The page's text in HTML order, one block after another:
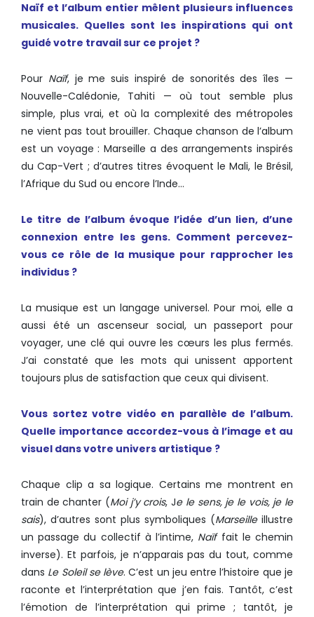
Naïf et l’album entier mêlent plusieurs influences
musicales. Quelles sont les inspirations qui ont
guidé votre travail sur ce projet ?
Pour Naïf, je me suis inspiré de sonorités des îles —
Nouvelle-Calédonie, Tahiti — où tout semble plus
simple, plus vrai, et où la complexité des métropoles
ne vient pas tout brouiller. Chaque chanson de l’album
est un voyage : Marseille a des arrangements inspirés
du Cap-Vert ; d’autres titres évoquent le Mali, le Brésil,
l’Afrique du Sud ou encore l’Inde…
Le titre de l’album évoque l’idée d’un lien, d’une
connexion entre les gens. Comment percevez-
vous ce rôle de la musique pour rapprocher les
individus ?
La musique est un langage universel. Pour moi, elle a
aussi été un ascenseur social, un passeport pour
voyager, une clé qui ouvre les cœurs les plus fermés.
J’ai constaté que les mots qui unissent apportent
toujours plus de satisfaction que ceux qui divisent.
Vous sortez votre vidéo en parallèle de l’album.
Quelle importance accordez-vous à l’image et au
visuel dans votre univers artistique ?
Chaque clip a sa logique. Certains me montrent en
train de chanter (Moi j’y crois, Je le sens, je le vois, je le
sais), d’autres sont plus symboliques (Marseilleillustre
un passage du collectif à l’intime, Naïffait le chemin
inverse). Et parfois, je n’apparais pas du tout, comme
dans Le Soleil se lève. C’est un jeu entre l’histoire que je
raconte et l’interprétation que j’en fais. Tantôt, c’est
l’émotion de l’interprétation qui prime ; tantôt, je